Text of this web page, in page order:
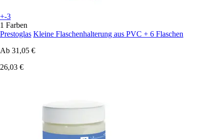
+-3
1 Farben
Prestoglas Kleine Flaschenhalterung aus PVC + 6 Flaschen
Ab 31,05 €
26,03 €